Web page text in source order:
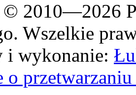
2010—2026
Wszelkie
i wykonanie:
o